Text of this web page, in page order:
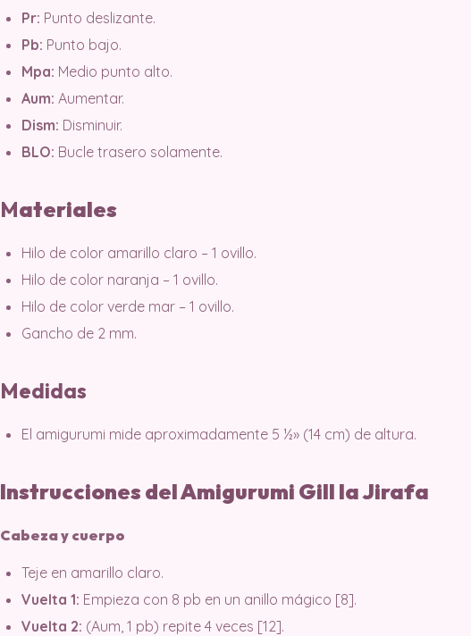
Pr: Punto deslizante.
Pb: Punto bajo.
Mpa: Medio punto alto.
Aum: Aumentar.
Dism: Disminuir.
BLO: Bucle trasero solamente.
Materiales
Hilo de color amarillo claro – 1 ovillo.
Hilo de color naranja – 1 ovillo.
Hilo de color verde mar – 1 ovillo.
Gancho de 2 mm.
Medidas
El amigurumi mide aproximadamente 5 ½» (14 cm) de altura.
Instrucciones del Amigurumi Gill la Jirafa
Cabeza y cuerpo
Teje en amarillo claro.
Vuelta 1: Empieza con 8 pb en un anillo mágico [8].
Vuelta 2: (Aum, 1 pb) repite 4 veces [12].